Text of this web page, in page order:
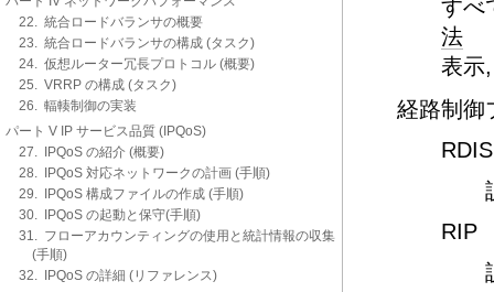
22. 統合ロードバランサの概要
23. 統合ロードバランサの構成 (タスク)
24. 仮想ルーター冗長プロトコル (概要)
25. VRRP の構成 (タスク)
26. 輻輳制御の実装
パート V IP サービス品質 (IPQoS)
27. IPQoS の紹介 (概要)
28. IPQoS 対応ネットワークの計画 (手順)
29. IPQoS 構成ファイルの作成 (手順)
30. IPQoS の起動と保守(手順)
31. フローアカウンティングの使用と統計情報の収集
(手順)
32. IPQoS の詳細 (リファレンス)
すべ
法
表
経路制御
RIP